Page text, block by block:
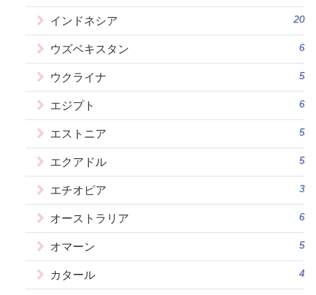
インドネシア 20
ウズベキスタン 6
ウクライナ 5
エジプト 6
エストニア 5
エクアドル 5
エチオピア 3
オーストラリア 6
オマーン 5
カタール 4